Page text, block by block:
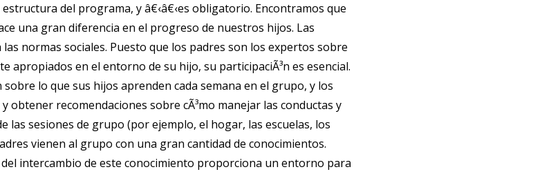
del programa, y â€‹â€‹es obligatorio. Encontramos que
una gran diferencia en el progreso de nuestros hijos. Las
normas sociales. Puesto que los padres son los expertos sobre
apropiados en el entorno de su hijo, su participaciÃ³n es esencial.
lo que sus hijos aprenden cada semana en el grupo, y los
obtener recomendaciones sobre cÃ³mo manejar las conductas y
las sesiones de grupo (por ejemplo, el hogar, las escuelas, los
vienen al grupo con una gran cantidad de conocimientos.
del intercambio de este conocimiento proporciona un entorno para